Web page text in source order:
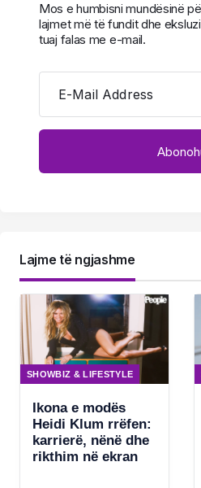
Mos e humbisni mundësinë
lajmet më të fundit dhe
tuaj falas me e-mail.
E-Mail Address
Lajme të ngjashme
SHOWBIZ & LIFESTYLE
Ikona e modës
Heidi Klum rrëfen:
karrierë, nënë dhe
rikthim në ekran